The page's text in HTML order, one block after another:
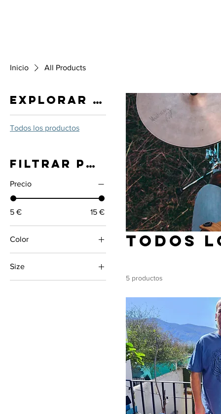
Inicio All Products
Explorar por
Todos los productos
Filtrar por
Precio
5 € 15 €
Color
Size
Todos
5 productos